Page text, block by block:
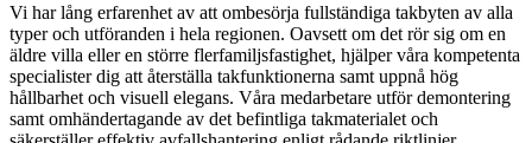
Vi har lång erfarenhet av att ombesörja fullständiga takbyten av alla
typer och utföranden i hela regionen. Oavsett om det rör sig om en
äldre villa eller en större flerfamiljsfastighet, hjälper våra kompetenta
specialister dig att återställa takfunktionerna samt uppnå hög
hållbarhet och visuell elegans. Våra medarbetare utför demontering
samt omhändertagande av det befintliga takmaterialet och